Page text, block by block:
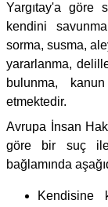
Yargıtay'a göre
kendini
sorma, susma,
yararlanma,
bulunma,
etmektedir.
Avrupa İnsan
göre bir suç
bağlamında
Kendisine